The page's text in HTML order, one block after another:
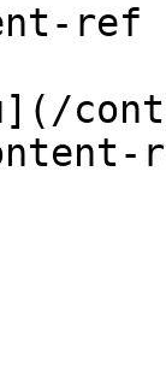
ref